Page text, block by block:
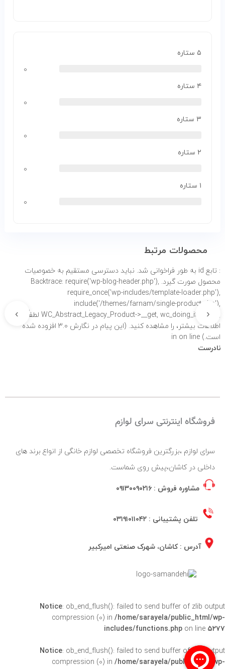
۵ ستاره
۰
۴ ستاره
۰
۳ ستاره
۰
۲ ستاره
۰
۱ ستاره
۰
محصولات مرتبط
: تابع id به طور
فراخوانی شد. نباید دسترسی مستقیم به خصوصیات
محصول صورت گیرد. Backtrace: require('wp-blog-header.php'),
require_once('wp-includes/template-loader.php'),
include('/themes/farnam/single-product.php'),
WC_Abstract_Legacy_Product->__get, wc_doing_it_wrong لطفاً برای
اطلاعات بیشتر،
را مشاهده کنید. (این پیام در نگارش 3.0 افزوده شده
است.) in on line
نادرست
‹
›
فروشگاه اینترنتی سرای لوازم
سرای لوازم ،بزرگترین فروشگاه تخصصی لوازم خانگی از انواع برند های
داخلی در کاشان،پیش روی شماست.
مشاوره فروش : ۰۹۱۳۰۰۹۰۲۱۶
تلفن پشتیبانی : ۰۳۱۹۱۰۱۱۰۴۲
آدرس : کاشان، شهرک صنعتی امیرکبیر
Notice: ob_end_flush(): failed to send buffer of zlib output
compression (0) in /home/sarayela/public_html/wp-
includes/functions.php on line ۵۲۷۷
Notice: ob_end_flush(): failed to send buffer of zlib output
compression (0) in /home/sarayela/public_html/wp-